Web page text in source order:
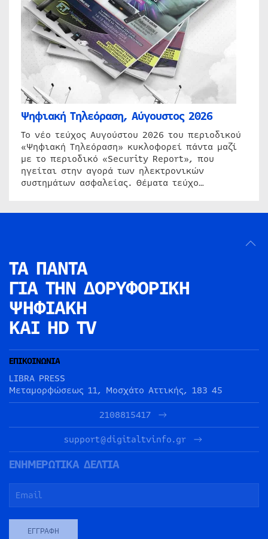
Ψηφιακή Τηλεόραση, Αύγουστος 2026
Το νέο τεύχος Αυγούστου 2026 του περιοδικού
«Ψηφιακή Τηλεόραση» κυκλοφορεί πάντα μαζί
με το περιοδικό «Security Report», που
ηγείται στην αγορά των ηλεκτρονικών
συστημάτων ασφαλείας. Θέματα τεύχο…
ΤΑ ΠΑΝΤΑ
ΓΙΑ ΤΗΝ ΔΟΡΥΦΟΡΙΚΗ
ΨΗΦΙΑΚΗ
ΚΑΙ HD TV
ΕΠΙΚΟΙΝΩΝΙΑ
LIBRA PRESS
Μεταμορφώσεως 11, Μοσχάτο Αττικής, 183 45
2108815417
support@digitaltvinfo.gr
ΕΝΗΜΕΡΩΤΙΚΑ ΔΕΛΤΙΑ
ΕΓΓΡΑΦΉ